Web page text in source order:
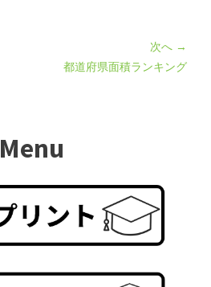
次へ →
都道府県面積ランキング
Menu